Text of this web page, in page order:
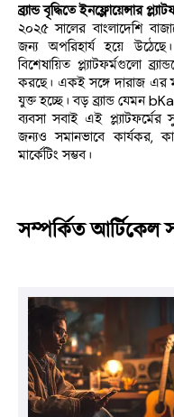
ব্র্যান্ড বৃদ্ধিতে ইনফ্লোয়েন্সার
২০২৫ সালের বাংলাদেশি
জন্য অপরিহার্য হয়ে
বিশেষায়িত প্ল্যাটফর্মগুলো
করছে। একই সঙ্গে দারাজ এর
যুক্ত হচ্ছে। বড় ব্র্যান্ড
ব্যবসা সবাই এই প্ল্যাটফর্মের
জন্যও সমানভাবে কার্যকর,
মার্কেটিং সম্ভব।
সম্পর্কিত আর্টিকেল